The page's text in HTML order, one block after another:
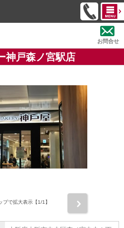
お問合せ
神戸森ノ宮駅店
プで拡大表示【1/1】